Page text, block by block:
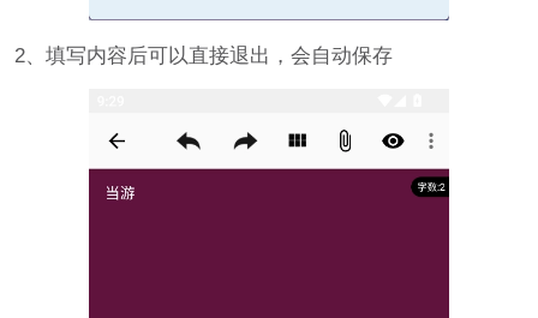
2、填写内容后可以直接退出，会自动保存